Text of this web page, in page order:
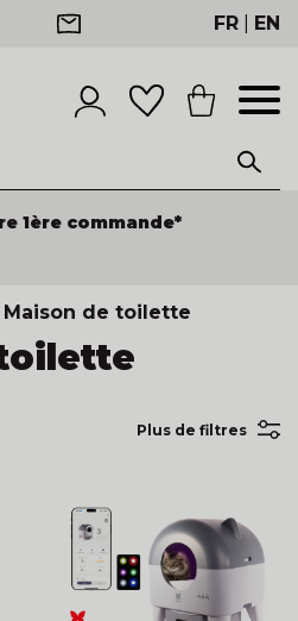
FR EN
1ère commande*
Maison de toilette
Plus de filtres